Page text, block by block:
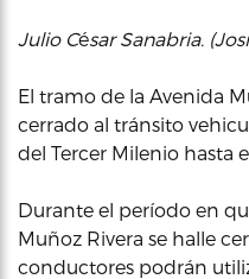
Julio César Sanabria.
El tramo de la Avenida
cerrado al tránsito
del Tercer Milenio hasta
Durante el período en
Muñoz Rivera se halle
conductores podrán